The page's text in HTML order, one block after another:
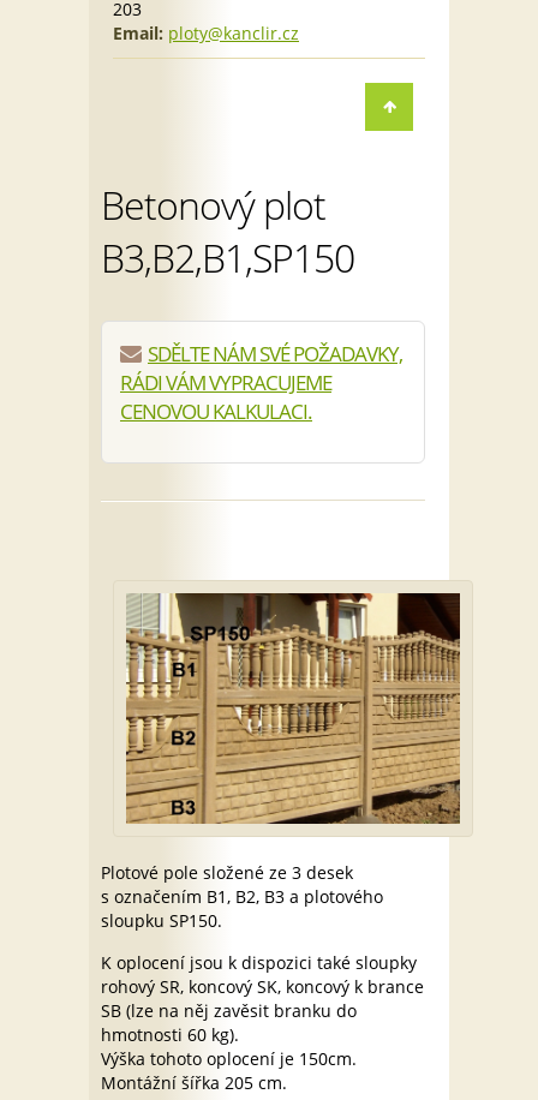
203
Email: ploty@kanclir.cz
Betonový plot
B3,B2,B1,SP150
SDĚLTE NÁM SVÉ POŽADAVKY,
RÁDI VÁM VYPRACUJEME
CENOVOU KALKULACI.
Plotové pole složené ze 3 desek
s označením B1, B2, B3 a plotového
sloupku SP150.
K oplocení jsou k dispozici také sloupky
rohový SR, koncový SK, koncový k brance
SB (lze na něj zavěsit branku do
hmotnosti 60 kg).
Výška tohoto oplocení je 150cm.
Montážní šířka 205 cm.